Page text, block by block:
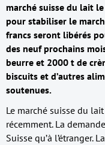
marché suisse du lait
pour stabiliser le
francs seront libérés
des neuf prochains
beurre et 2000 t de
biscuits et d’autres
soutenues.
Le marché suisse du
récemment. La
Suisse qu’à l’étranger.